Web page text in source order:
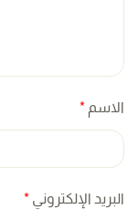
الاسم *
البريد الإلكتروني *